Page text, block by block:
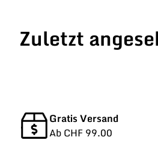
Zuletzt
Gratis Versand
Ab CHF 99.00